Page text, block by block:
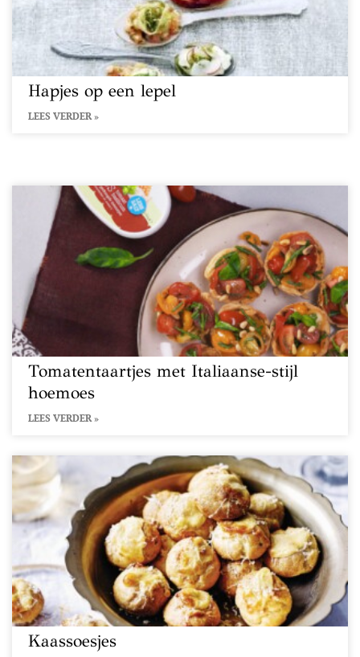
Hapjes op een lepel
LEES VERDER »
Tomatentaartjes met Italiaanse-stijl
hoemoes
LEES VERDER »
Kaassoesjes